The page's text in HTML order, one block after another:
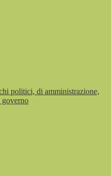
politici, di amministrazione,